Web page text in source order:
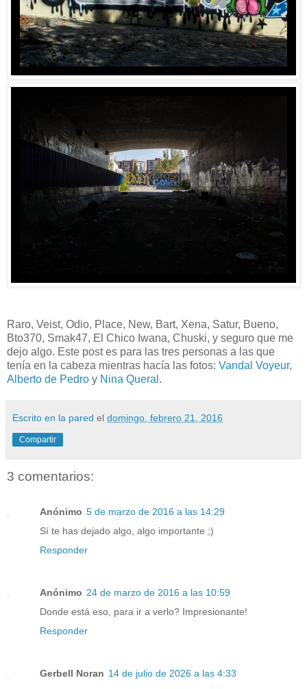
Raro, Veist, Odio, Place, New, Bart, Xena, Satur, Bueno,
Bto370, Smak47, El Chico Iwana, Chuski, y seguro que me
dejo algo. Este post es para las tres personas a las que
tenía en la cabeza mientras hacía las fotos: Vandal Voyeur,
Alberto de Pedro y Nina Queral .
Escrito en la pared el domingo, febrero 21, 2016
Compartir
3 comentarios:
Anónimo 5 de marzo de 2016 a las 14:29
Sí te has dejado algo, algo importante ;)
Responder
Anónimo 24 de marzo de 2016 a las 10:59
Donde está eso, para ir a verlo? Impresionante!
Responder
Gerbell Noran 14 de julio de 2026 a las 4:33